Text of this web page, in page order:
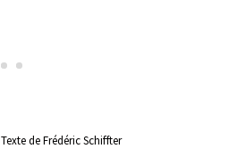
Texte de Frédéric Schiffter